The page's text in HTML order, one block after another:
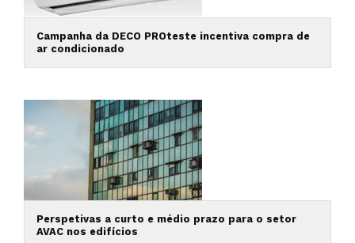
Campanha da DECO PROteste incentiva compra de
ar condicionado
Perspetivas a curto e médio prazo para o setor
AVAC nos edifícios